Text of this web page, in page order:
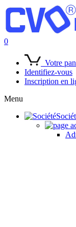
0
Votre
Identifiez-vous
Inscription en
Menu